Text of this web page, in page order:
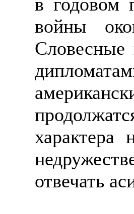
в годовом
войны
Словесные
отвечать